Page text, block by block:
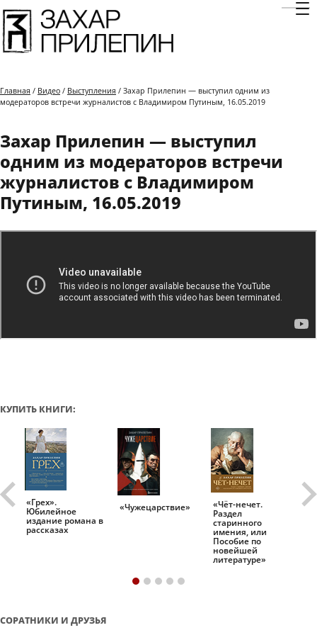
Главная / Видео / Выступления / Захар Прилепин — выступил одним из
модераторов встречи журналистов с Владимиром Путиным, 16.05.2019
Захар Прилепин — выступил
одним из модераторов встречи
журналистов с Владимиром
Путиным, 16.05.2019
КУПИТЬ КНИГИ:
«Грех».
Юбилейное
издание романа в
рассказах
«Чужецарствие» «Чёт-нечет.
Раздел
старинного
имения, или
Пособие по
новейшей
литературе»
СОРАТНИКИ И ДРУЗЬЯ